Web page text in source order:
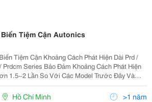
Biến Tiệm Cận Autonics
Tiệm Cận Khoảng Cách Phát Hiện Dài Prd /
Prdcm Series Bảo Đảm Khoảng Cách Phát Hiện
1.5~2 Lần So Với Các Model Trước Đây Và
Với Đặc Tính Chống Nhiễu Siêu Đẳng Bậc
Thế Giới Bằng Ic Được Thiết Kế Chuyên Dụng.
Hồ Chí Minh >1 năm